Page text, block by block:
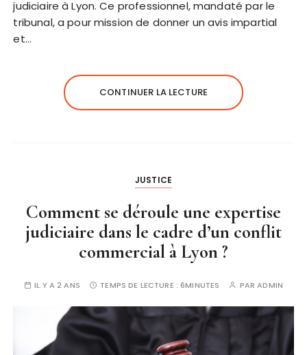
judiciaire à Lyon. Ce professionnel, mandaté par le
tribunal, a pour mission de donner un avis impartial
et…
CONTINUER LA LECTURE
JUSTICE
Comment se déroule une expertise
judiciaire dans le cadre d’un conflit
commercial à Lyon ?
IL Y A 2 ANS TEMPS DE LECTURE :6MINUTES PARADMIN